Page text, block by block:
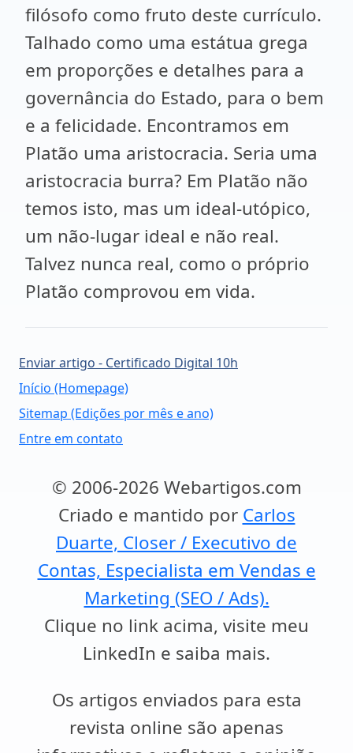
filósofo como fruto deste currículo.
Talhado como uma estátua grega
em proporções e detalhes para a
governância do Estado, para o bem
e a felicidade. Encontramos em
Platão uma aristocracia. Seria uma
aristocracia burra? Em Platão não
temos isto, mas um ideal-utópico,
um não-lugar ideal e não real.
Talvez nunca real, como o próprio
Platão comprovou em vida.
Enviar artigo - Certificado Digital 10h
Início (Homepage)
Sitemap (Edições por mês e ano)
Entre em contato
© 2006-2026 Webartigos.com
Criado e mantido por Carlos
Duarte, Closer / Executivo de
Contas, Especialista em Vendas e
Marketing (SEO / Ads).
Clique no link acima, visite meu
LinkedIn e saiba mais.
Os artigos enviados para esta
revista online são apenas